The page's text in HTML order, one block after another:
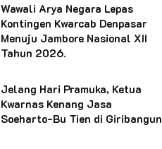
Wawali Arya Negara Lepas
Kontingen Kwarcab Denpasar
Menuju Jambore Nasional XII
Tahun 2026.
Jelang Hari Pramuka, Ketua
Kwarnas Kenang Jasa
Soeharto-Bu Tien di Giribangun